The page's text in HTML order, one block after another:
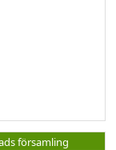
församling